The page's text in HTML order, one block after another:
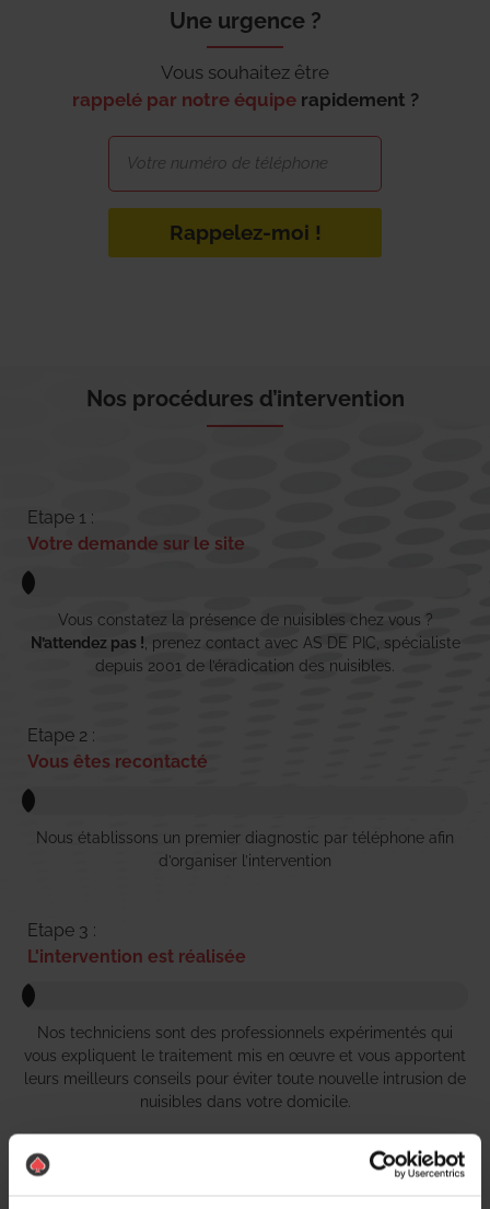
Une urgence ?
Vous souhaitez être
rappelé par notre équipe rapidement ?
Rappelez-moi !
Nos procédures d’intervention
Etape 1 :
Votre demande sur le site
Vous constatez la présence de nuisibles chez vous ?
N’attendez pas ! , prenez contact avec AS DE PIC, spécialiste
depuis 2001 de l’éradication des nuisibles.
Etape 2 :
Vous êtes recontacté
Nous établissons un premier diagnostic par téléphone afin
d’organiser l’intervention
Etape 3 :
L'intervention est réalisée
Nos techniciens sont des professionnels expérimentés qui
vous expliquent le traitement mis en œuvre et vous apportent
leurs meilleurs conseils pour éviter toute nouvelle intrusion de
nuisibles dans votre domicile.
Etape 4 :